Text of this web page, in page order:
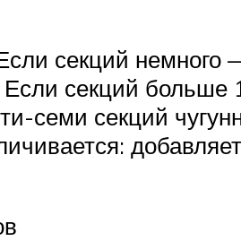
секций
Если секций больше
семи секций